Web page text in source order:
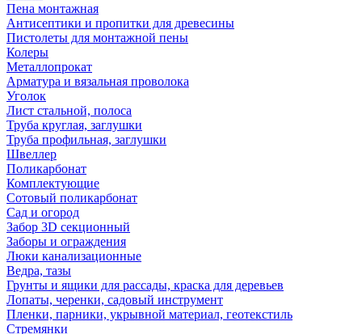
Пена монтажная
Антисептики и пропитки для древесины
Пистолеты для монтажной пены
Колеры
Металлопрокат
Арматура и вязальная проволока
Уголок
Лист стальной, полоса
Труба круглая, заглушки
Труба профильная, заглушки
Швеллер
Поликарбонат
Комплектующие
Сотовый поликарбонат
Сад и огород
Забор 3D секционный
Заборы и ограждения
Люки канализационные
Ведра, тазы
Грунты и ящики для рассады, краска для деревьев
Лопаты, черенки, садовый инструмент
Пленки, парники, укрывной материал, геотекстиль
Стремянки